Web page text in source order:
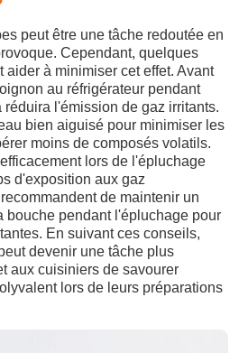
peut être une tâche redoutée en
Cependant, quelques
à minimiser cet effet. Avant
au réfrigérateur pendant
l'émission de gaz irritants.
bien aiguisé pour minimiser les
moins de composés volatils.
lors de l'épluchage
d'exposition aux gaz
de maintenir un
bouche pendant l'épluchage pour
En suivant ces conseils,
devenir une tâche plus
aux cuisiniers de savourer
lors de leurs préparations